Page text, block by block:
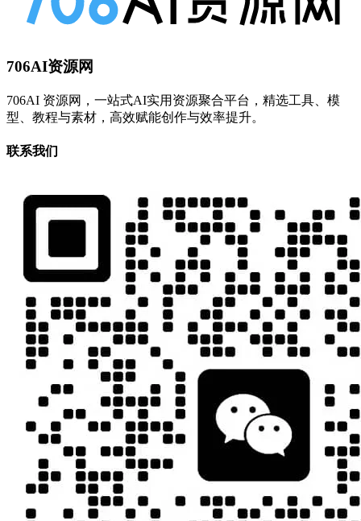
706AI资源网
706AI 资源网，一站式AI实用资源聚合平台，精选工具、模
型、教程与素材，高效赋能创作与效率提升。
联系我们